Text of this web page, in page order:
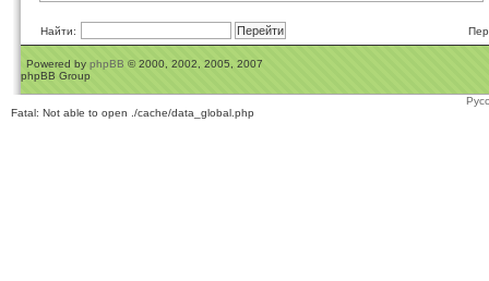
Найти:
Powered by phpBB © 2000, 2002, 2005, 2007
phpBB Group
Fatal: Not able to open ./cache/data_global.php